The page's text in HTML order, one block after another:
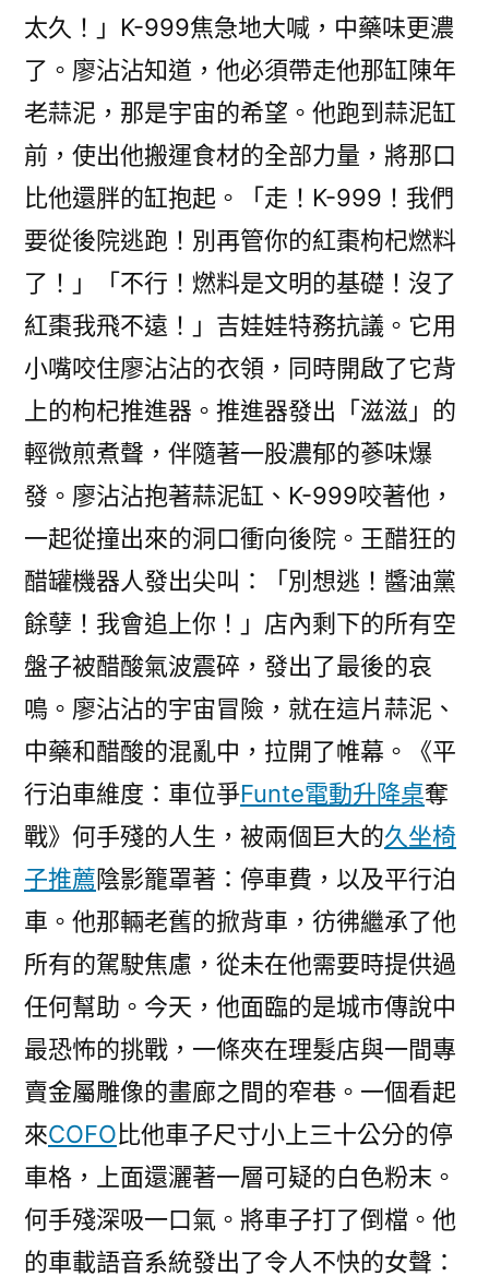
太久！」K-999焦急地大喊，中藥味更濃
了。廖沾沾知道，他必須帶走他那缸陳年
老蒜泥，那是宇宙的希望。他跑到蒜泥缸
前，使出他搬運食材的全部力量，將那口
比他還胖的缸抱起。「走！K-999！我們
要從後院逃跑！別再管你的紅棗枸杞燃料
了！」「不行！燃料是文明的基礎！沒了
紅棗我飛不遠！」吉娃娃特務抗議。它用
小嘴咬住廖沾沾的衣領，同時開啟了它背
上的枸杞推進器。推進器發出「滋滋」的
輕微煎煮聲，伴隨著一股濃郁的蔘味爆
發。廖沾沾抱著蒜泥缸、K-999咬著他，
一起從撞出來的洞口衝向後院。王醋狂的
醋罐機器人發出尖叫：「別想逃！醬油黨
餘孽！我會追上你！」店內剩下的所有空
盤子被醋酸氣波震碎，發出了最後的哀
鳴。廖沾沾的宇宙冒險，就在這片蒜泥、
中藥和醋酸的混亂中，拉開了帷幕。《平
行泊車維度：車位爭Funte電動升降桌奪
戰》何手殘的人生，被兩個巨大的久坐椅
子推薦陰影籠罩著：停車費，以及平行泊
車。他那輛老舊的掀背車，彷彿繼承了他
所有的駕駛焦慮，從未在他需要時提供過
任何幫助。今天，他面臨的是城市傳說中
最恐怖的挑戰，一條夾在理髮店與一間專
賣金屬雕像的畫廊之間的窄巷。一個看起
來COFO比他車子尺寸小上三十公分的停
車格，上面還灑著一層可疑的白色粉末。
何手殘深吸一口氣。將車子打了倒檔。他
的車載語音系統發出了令人不快的女聲：